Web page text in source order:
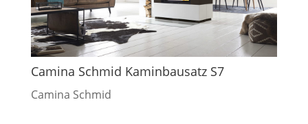
Camina Schmid Kaminbausatz S7
Camina Schmid